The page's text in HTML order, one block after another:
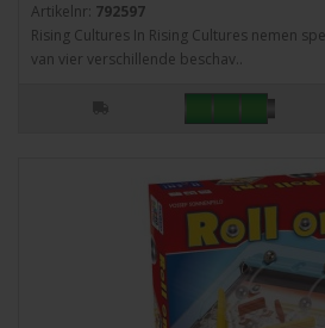
Artikelnr: 792597
Rising Cultures In Rising Cultures nemen
van vier verschillende beschav..